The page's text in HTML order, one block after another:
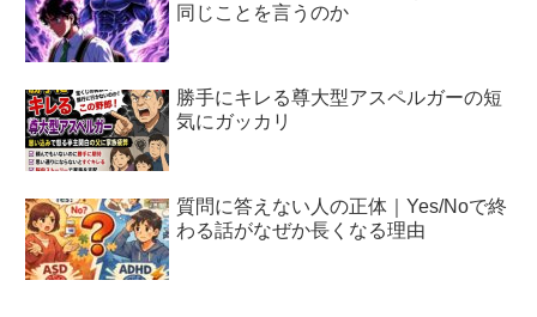
同じことを言うのか
勝手にキレる尊大型アスペルガーの短
気にガッカリ
質問に答えない人の正体｜Yes/Noで終
わる話がなぜか長くなる理由